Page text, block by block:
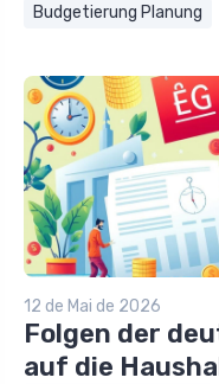
Budgetierung Planung
12 de Mai de 2026
Folgen der
auf die